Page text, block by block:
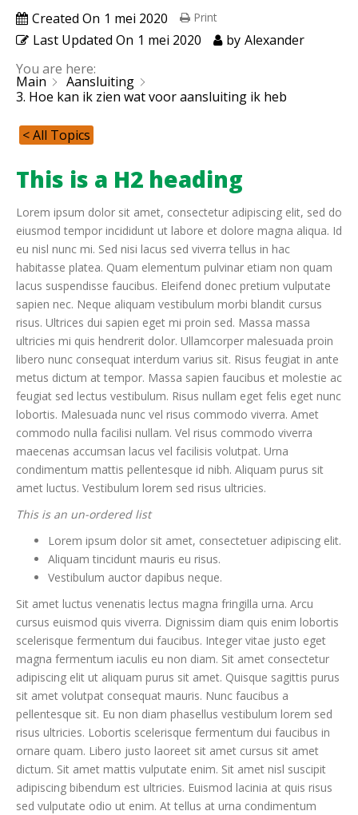
Created On 1 mei 2020
Last Updated On 1 mei 2020 by Alexander
Print
You are here:
Main
Aansluiting
3. Hoe kan ik zien wat voor aansluiting ik heb
< All Topics
This is a H2 heading
Lorem ipsum dolor sit amet, consectetur adipiscing elit, sed do
eiusmod tempor incididunt ut labore et dolore magna aliqua. Id
eu nisl nunc mi. Sed nisi lacus sed viverra tellus in hac
habitasse platea. Quam elementum pulvinar etiam non quam
lacus suspendisse faucibus. Eleifend donec pretium vulputate
sapien nec. Neque aliquam vestibulum morbi blandit cursus
risus. Ultrices dui sapien eget mi proin sed. Massa massa
ultricies mi quis hendrerit dolor. Ullamcorper malesuada proin
libero nunc consequat interdum varius sit. Risus feugiat in ante
metus dictum at tempor. Massa sapien faucibus et molestie ac
feugiat sed lectus vestibulum. Risus nullam eget felis eget nunc
lobortis. Malesuada nunc vel risus commodo viverra. Amet
commodo nulla facilisi nullam. Vel risus commodo viverra
maecenas accumsan lacus vel facilisis volutpat. Urna
condimentum mattis pellentesque id nibh. Aliquam purus sit
amet luctus. Vestibulum lorem sed risus ultricies.
This is an un-ordered list
Lorem ipsum dolor sit amet, consectetuer adipiscing elit.
Aliquam tincidunt mauris eu risus.
Vestibulum auctor dapibus neque.
Sit amet luctus venenatis lectus magna fringilla urna. Arcu
cursus euismod quis viverra. Dignissim diam quis enim lobortis
scelerisque fermentum dui faucibus. Integer vitae justo eget
magna fermentum iaculis eu non diam. Sit amet consectetur
adipiscing elit ut aliquam purus sit amet. Quisque sagittis purus
sit amet volutpat consequat mauris. Nunc faucibus a
pellentesque sit. Eu non diam phasellus vestibulum lorem sed
risus ultricies. Lobortis scelerisque fermentum dui faucibus in
ornare quam. Libero justo laoreet sit amet cursus sit amet
dictum. Sit amet mattis vulputate enim. Sit amet nisl suscipit
adipiscing bibendum est ultricies. Euismod lacinia at quis risus
sed vulputate odio ut enim. At tellus at urna condimentum